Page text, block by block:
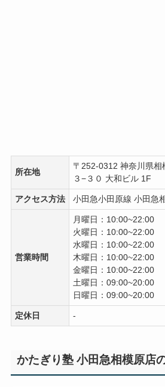
所在地
〒252-0312 神奈川県相
３−３０ 大和ビル 1F
アクセス方法 小田急小田原線 小田急
営業時間
月曜日：10:00~22:00
火曜日：10:00~22:00
水曜日：10:00~22:00
木曜日：10:00~22:00
金曜日：10:00~22:00
土曜日：09:00~20:00
日曜日：09:00~20:00
定休日 -
かたぎり塾 小田急相模原店